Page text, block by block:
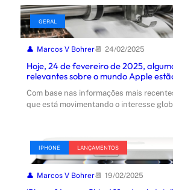
GERAL
Marcos V Bohrer 24/02/2025
Hoje, 24 de fevereiro de 2025,
relevantes sobre o mundo Apple
Com base nas informações mais
que está movimentando o interesse
IPHONE LANÇAMENTOS
Marcos V Bohrer 19/02/2025